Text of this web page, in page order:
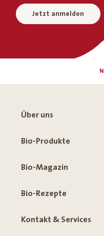
Jetzt anmelden
Über uns
Bio-Produkte
Bio-Magazin
Bio-Rezepte
Kontakt & Services